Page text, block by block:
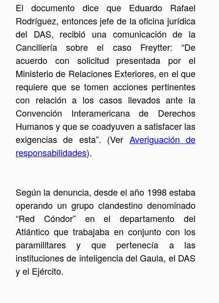
El documento dice que Eduardo Rafael
Rodríguez, entonces jefe de la oficina jurídica
del DAS, recibió una comunicación de la
Cancillería sobre el caso Freytter: “De
acuerdo con solicitud presentada por el
Ministerio de Relaciones Exteriores, en el que
requiere que se tomen acciones pertinentes
con relación a los casos llevados ante la
Convención Interamericana de Derechos
Humanos y que se coadyuven a satisfacer las
exigencias de esta”. (Ver Averiguación de
responsabilidades).
Según la denuncia, desde el año 1998 estaba
operando un grupo clandestino denominado
“Red Cóndor” en el departamento del
Atlántico que trabajaba en conjunto con los
paramilitares y que pertenecía a las
instituciones de inteligencia del Gaula, el DAS
y el Ejército.